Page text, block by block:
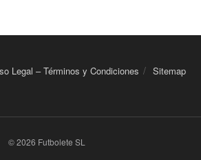
Legal – Términos y Condiciones Sitemap
© 2026 Futbolete SL